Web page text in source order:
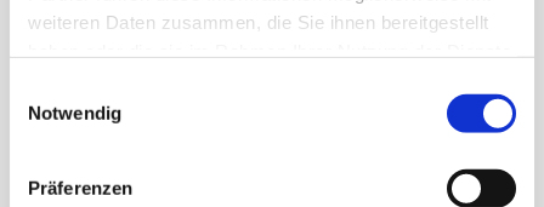
weiteren Daten zusammen, die Sie ihnen bereitgestellt
Notwendig
Präferenzen
zu engagieren.